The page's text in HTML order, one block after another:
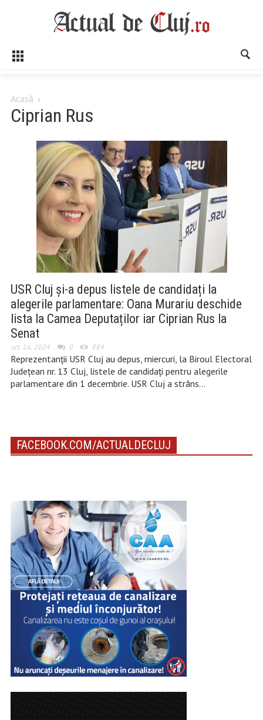
Acasă
Ciprian Rus
USR Cluj și-a depus listele de candidați la
alegerile parlamentare: Oana Murariu deschide
lista la Camea Deputaților iar Ciprian Rus la
Senat
oct. 16, 2024 0 884
Reprezentanții USR Cluj au depus, miercuri, la Biroul Electoral
Județean nr. 13 Cluj, listele de candidați pentru alegerile
parlamentare din 1 decembrie. USR Cluj a strâns…
FACEBOOK.COM/ACTUALDECLUJ